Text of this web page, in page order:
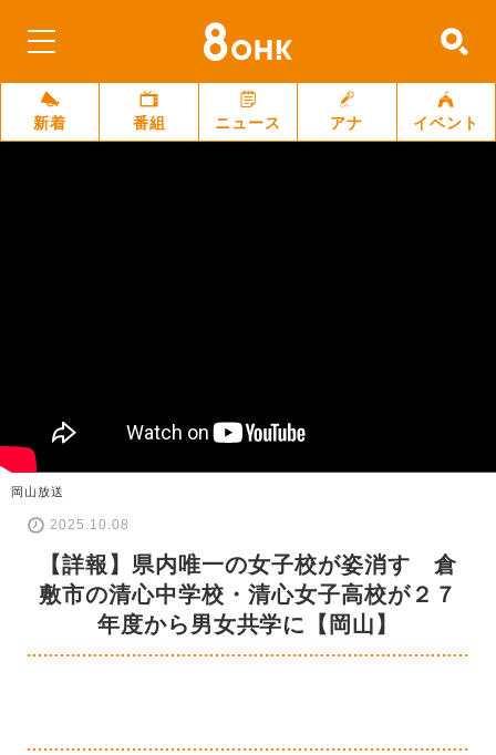
新着 番組 ニュース アナ イベント
岡山放送
2025.10.08
【詳報】県内唯一の女子校が姿消す 倉
敷市の清心中学校・清心女子高校が２７
年度から男女共学に【岡山】